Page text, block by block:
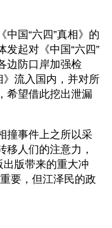
国“六四”真相》的
发起对《中国“六四”
边防口岸加强检
》流入国内，并对所
希望借此挖出泄漏
撞事件上之所以采
移人们的注意力，
出版带来的重大冲
要，但江泽民的政